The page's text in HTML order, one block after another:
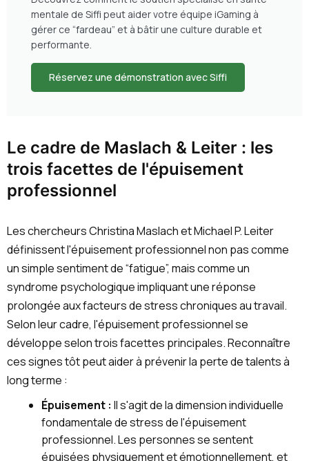
mentale de Siffi peut aider votre équipe iGaming à
gérer ce “fardeau” et à bâtir une culture durable et
performante.
Réservez une démonstration avec Siffi
Le cadre de Maslach & Leiter : les
trois facettes de l'épuisement
professionnel
Les chercheurs Christina Maslach et Michael P. Leiter
définissent l'épuisement professionnel non pas comme
un simple sentiment de “fatigue”, mais comme un
syndrome psychologique impliquant une réponse
prolongée aux facteurs de stress chroniques au travail.
Selon leur cadre, l'épuisement professionnel se
développe selon trois facettes principales. Reconnaître
ces signes tôt peut aider à prévenir la perte de talents à
long terme :
Épuisement : Il s'agit de la dimension individuelle
fondamentale de stress de l'épuisement
professionnel. Les personnes se sentent
épuisées physiquement et émotionnellement, et